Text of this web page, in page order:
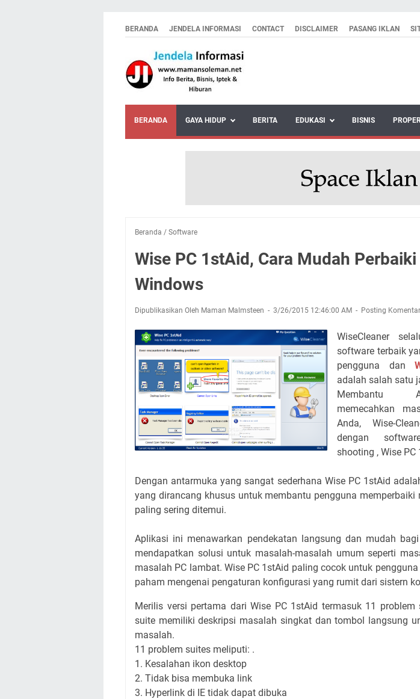
BERANDA JENDELA INFORMASI CONTACT DISCLAIMER PASANG IKLAN
BERANDA GAYA HIDUP BERITA EDUKASI BISNIS
Beranda / Software
Wise PC 1stAid, Cara Mudah
Windows
Dipublikasikan Oleh Maman Malmsteen 3/26/2015 12:46:00 AM Posting Komentar
WiseCleaner
software terbaik
pengguna dan
adalah salah satu
Membantu
memecahkan
Anda, Wise-
dengan
shooting , Wise PC
Dengan antarmuka yang sangat sederhana Wise PC 1stAid
yang dirancang khusus untuk membantu pengguna memperbaiki
paling sering ditemui.
Aplikasi ini menawarkan pendekatan langsung dan mudah
mendapatkan solusi untuk masalah-masalah umum seperti
masalah PC lambat. Wise PC 1stAid paling cocok untuk
paham mengenai pengaturan konfigurasi yang rumit dari sistern
Merilis versi pertama dari Wise PC 1stAid termasuk 11
suite memiliki deskripsi masalah singkat dan tombol langsung
masalah.
11 problem suites meliputi: .
1. Kesalahan ikon desktop
2. Tidak bisa membuka link
3. Hyperlink di IE tidak dapat dibuka